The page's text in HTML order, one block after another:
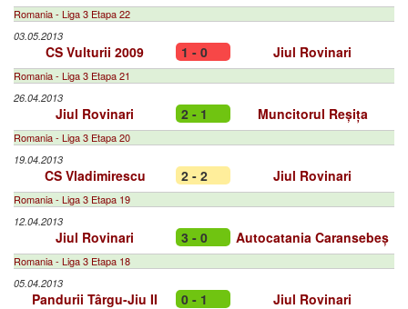
Romania - Liga 3 Etapa 22
03.05.2013
CS Vulturii 2009 1 - 0 Jiul Rovinari
Romania - Liga 3 Etapa 21
26.04.2013
Jiul Rovinari 2 - 1 Muncitorul Reșița
Romania - Liga 3 Etapa 20
19.04.2013
CS Vladimirescu 2 - 2 Jiul Rovinari
Romania - Liga 3 Etapa 19
12.04.2013
Jiul Rovinari 3 - 0 Autocatania Caransebeș
Romania - Liga 3 Etapa 18
05.04.2013
Pandurii Târgu-Jiu II 0 - 1 Jiul Rovinari